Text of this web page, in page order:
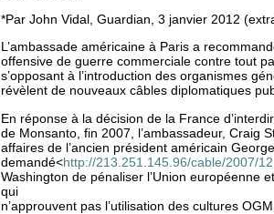
*Par John Vidal, Guardian, 3 janvier 2012
L’ambassade américaine à Paris a
offensive de guerre commerciale contre tout
s’opposant à l’introduction des organismes
révèlent de nouveaux câbles diplomatiques
En réponse à la décision de la France
de Monsanto, fin 2007, l’ambassadeur, Craig
affaires de l’ancien président américain
demandé<http://213.251.145.96/cable/2007/
Washington de pénaliser l’Union européenne
qui
n’approuvent pas l’utilisation des cultures OGM.